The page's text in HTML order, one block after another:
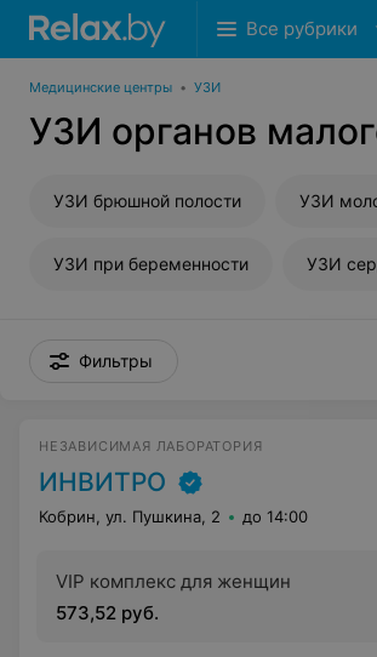
Все рубрики
Медицинские центры • УЗИ
УЗИ органов
УЗИ брюшной полости УЗИ
УЗИ при беременности УЗИ
Фильтры
НЕЗАВИСИМАЯ ЛАБОРАТОРИЯ
ИНВИТРО
Кобрин, ул. Пушкина, 2 до 14:00
VIP комплекс для женщин
573,52 руб.